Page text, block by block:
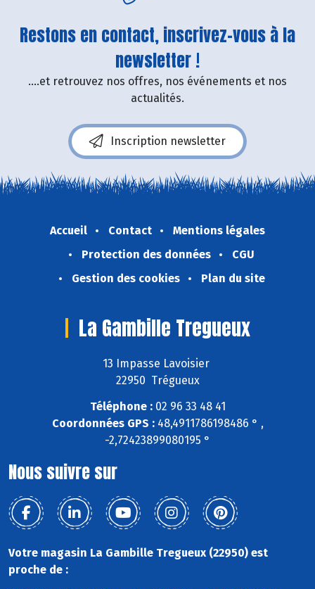
Restons en contact, inscrivez-vous à la
newsletter !
....et retrouvez nos offres, nos événements et nos
actualités.
Inscription newsletter
Accueil Contact
Mentions légales
Protection des données
CGU
Gestion des cookies
Plan du site
La Gambille Tregueux
13 Impasse Lavoisier
22950 Trégueux
Téléphone :02 96 33 48 41
Coordonnées GPS :48,4911786198486 ° ,
-2,72423899080195 °
Nous suivre sur
Votre magasin La Gambille Tregueux (22950) est
proche de :